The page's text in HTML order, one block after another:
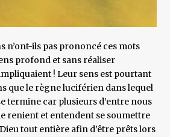
n’ont-ils pas prononcé ces mots
profond et sans réaliser
! Leur sens est pourtant
que le règne luciférien dans lequel
termine car plusieurs d’entre nous
renient et entendent se soumettre
tout entière afin d’être prêts lors